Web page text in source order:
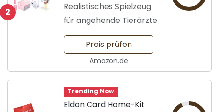
2
Realistisches Spielzeug
für angehende Tierärzte
Preis prüfen
Amazon.de
Trending Now
Eldon Card Home-Kit